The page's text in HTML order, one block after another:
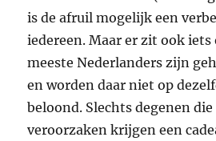
is de afruil mogelijk een
iedereen. Maar er zit ook
meeste Nederlanders zijn
en worden daar niet op
beloond. Slechts degenen
veroorzaken krijgen een